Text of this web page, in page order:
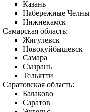
Казань
Набережные Челны
Нижнекамск
Самарская область:
Жигулевск
Новокуйбышевск
Самара
Сызрань
Тольятти
Саратовская область:
Балаково
Саратов